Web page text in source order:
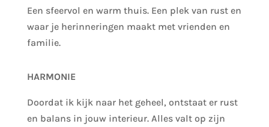
Een sfeervol en warm thuis. Een plek van rust en
waar je herinneringen maakt met vrienden en
familie.
HARMONIE
Doordat ik kijk naar het geheel, ontstaat er rust
en balans in jouw interieur. Alles valt op zijn